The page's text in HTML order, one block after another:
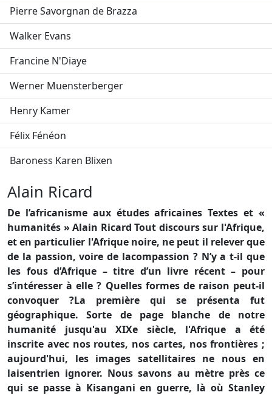
Pierre Savorgnan de Brazza
Walker Evans
Francine N'Diaye
Werner Muensterberger
Henry Kamer
Félix Fénéon
Baroness Karen Blixen
Alain Ricard
De l’africanisme aux études africaines Textes et «
humanités » Alain Ricard Tout discours sur l'Afrique,
et en particulier l'Afrique noire, ne peut il relever que
de la passion, voire de lacompassion ? N’y a t-il que
les fous d’Afrique – titre d’un livre récent – pour
s’intéresser à elle ? Quelles formes de raison peut-il
convoquer ?La première qui se présenta fut
géographique. Sorte de page blanche de notre
humanité jusqu'au XIXe siècle, l'Afrique a été
inscrite avec nos routes, nos cartes, nos frontières ;
aujourd'hui, les images satellitaires ne nous en
laisentrien ignorer. Nous savons au mètre près ce
qui se passe à Kisangani en guerre, là où Stanley